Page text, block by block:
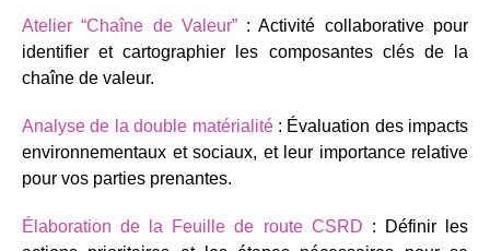
Atelier “Chaîne de Valeur”: Activité collaborative pour
identifier et cartographier les composantes clés de la
chaîne de valeur.
Analyse de la double matérialité: Évaluation des impacts
environnementaux et sociaux, et leur importance relative
pour vos parties prenantes.
Élaboration de la Feuille de route CSRD : Définir les